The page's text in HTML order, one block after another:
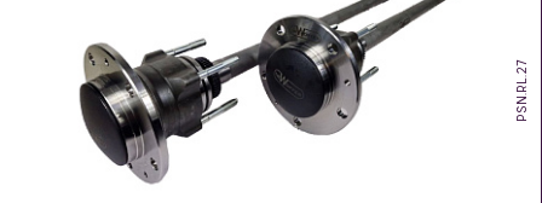
PSN.RL.27